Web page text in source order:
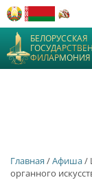
БЕЛОРУССКАЯ
ФИЛАРМОНИЯ
Главная /Афиша/
органного